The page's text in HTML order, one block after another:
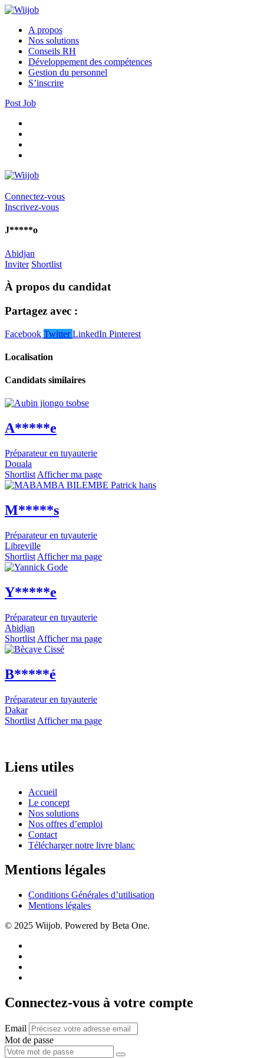
A propos
Nos solutions
Conseils RH
Développement des compétences
Gestion du personnel
S’inscrire
Post Job
Connectez-vous
Inscrivez-vous
J*****o
Abidjan
Inviter Shortlist
À propos du candidat
Partagez avec :
Facebook TwitterLinkedIn Pinterest
Localisation
Candidats similaires
A*****e
Préparateur en tuyauterie
Douala
Shortlist Afficher ma page
M*****s
Préparateur en tuyauterie
Libreville
Shortlist Afficher ma page
Y*****e
Préparateur en tuyauterie
Abidjan
Shortlist Afficher ma page
B*****é
Préparateur en tuyauterie
Dakar
Shortlist Afficher ma page
Liens utiles
Accueil
Le concept
Nos solutions
Nos offres d’emploi
Contact
Télécharger notre livre blanc
Mentions légales
Conditions Générales d’utilisation
Mentions légales
© 2025 Wiijob. Powered by Beta One.
Connectez-vous à votre compte
Email
Mot de passe